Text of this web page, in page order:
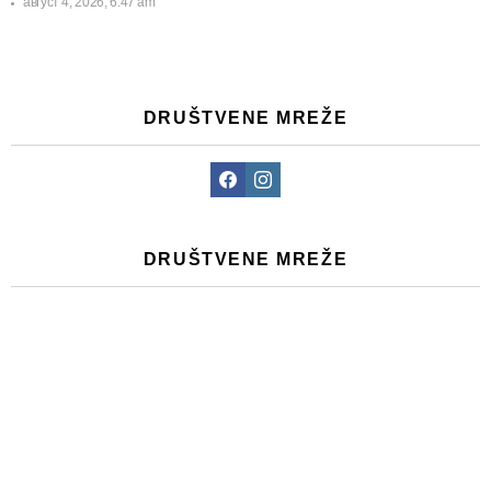
DRUŠTVENE MREŽE
FacebookInstagram
DRUŠTVENE MREŽE